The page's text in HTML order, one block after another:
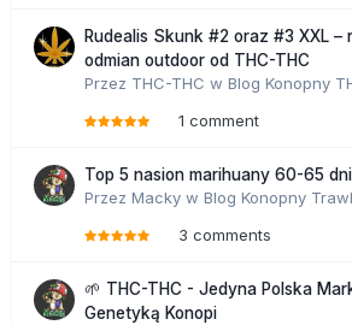
Rudealis Skunk #2 oraz #3 XXL
odmian outdoor od THC-THC
Przez THC-THC w Blog Konopny
1 comment
Top 5 nasion marihuany 60-65
Przez Macky w Blog Konopny
3 comments
🌱 THC-THC - Jedyna Polska
Genetyką Konopi